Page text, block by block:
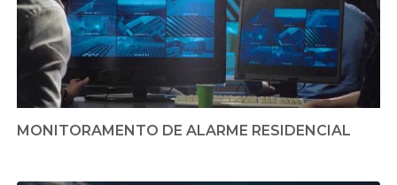
MONITORAMENTO DE ALARME RESIDENCIAL